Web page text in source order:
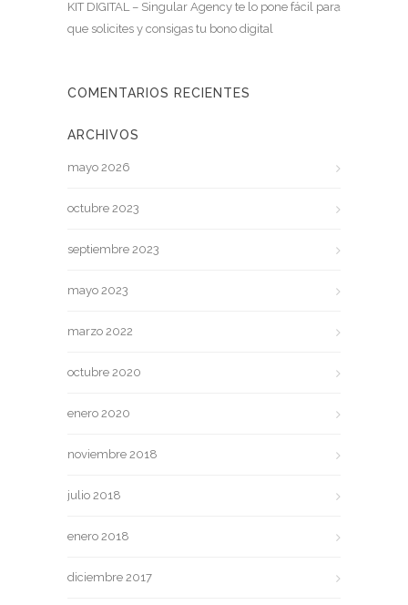
KIT DIGITAL – Singular Agency te lo pone fácil para
que solicites y consigas tu bono digital
COMENTARIOS RECIENTES
ARCHIVOS
mayo 2026
octubre 2023
septiembre 2023
mayo 2023
marzo 2022
octubre 2020
enero 2020
noviembre 2018
julio 2018
enero 2018
diciembre 2017